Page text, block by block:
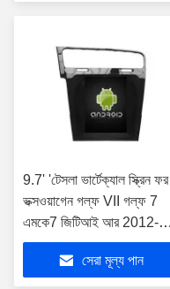
9.7' 'টেসলা ভার্টেক্যাল স্ক্রিন ফর
ভক্সওয়াগেন গল্ফ VII গল্ফ 7
এমকে7 জিটিআই আর 2012-
2020 বাম হাতের ড্রাইভার
অ্যান্ড্রয়েড কার মাল্টিমিডিয়া প্লেয়ার
সেরা মূল্য পান